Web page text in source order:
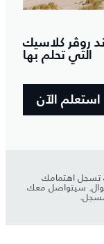
روڤر كلاسيك
التي تحلم بها
استعلم الآن
تسجل اهتمامك
سيتواصل معك